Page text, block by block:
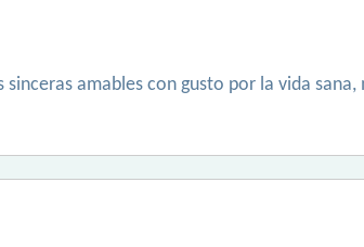
amables con gusto por la vida